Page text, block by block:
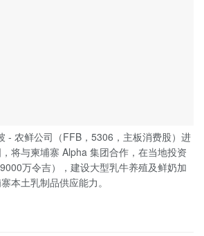
- 农鲜公司（FFB，5306，主板消费股）进
将与柬埔寨 Alpha 集团合作，在当地投资
万令吉），建设大型乳牛养殖及鲜奶加
本土乳制品供应能力。